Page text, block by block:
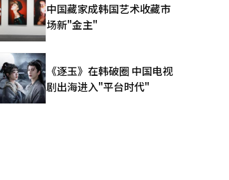
中国藏家成韩国艺术收藏市
场新"金主"
《逐玉》在韩破圈 中国电视
剧出海进入"平台时代"